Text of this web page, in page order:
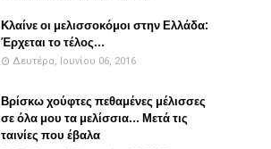
Κλαίνε οι μελισσοκόμοι στην Ελλάδα:
Έρχεται το τέλος...
Δευτέρα, Ιουνίου 06, 2016
Βρίσκω χούφτες πεθαμένες μέλισσες
σε όλα μου τα μελίσσια... Μετά τις
ταινίες που έβαλα